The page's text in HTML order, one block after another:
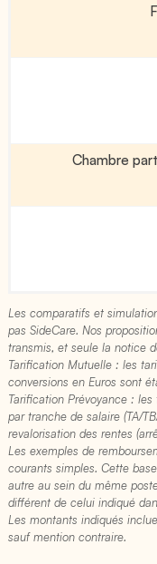
Chambre
Les comparatifs et
pas SideCare. Nos
transmis, et seule la notice
Tarification Mutuelle : les
conversions en Euros sont
Tarification Prévoyance :
par tranche de salaire (TA/
revalorisation des rentes
Les exemples de
courants simples. Cette
autre au sein du même
différent de celui indiqué
Les montants indiqués
sauf mention contraire.